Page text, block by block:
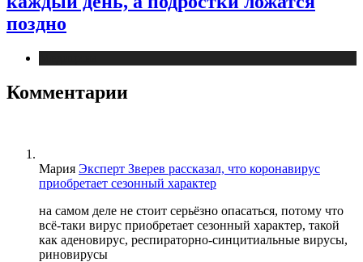
поздно
Комментарии
Мария Эксперт Зверев рассказал, что коронавирус
приобретает сезонный характер
на самом деле не стоит серьёзно опасаться, потому что
всё-таки вирус приобретает сезонный характер, такой
как аденовирус, респираторно-синцитиальные вирусы,
риновирусы